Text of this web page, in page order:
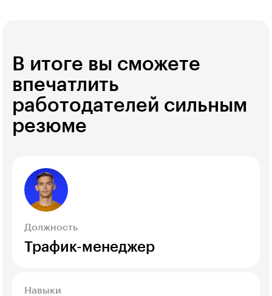
В итоге вы сможете
впечатлить
работодателей сильным
резюме
Должность
Трафик-менеджер
Навыки